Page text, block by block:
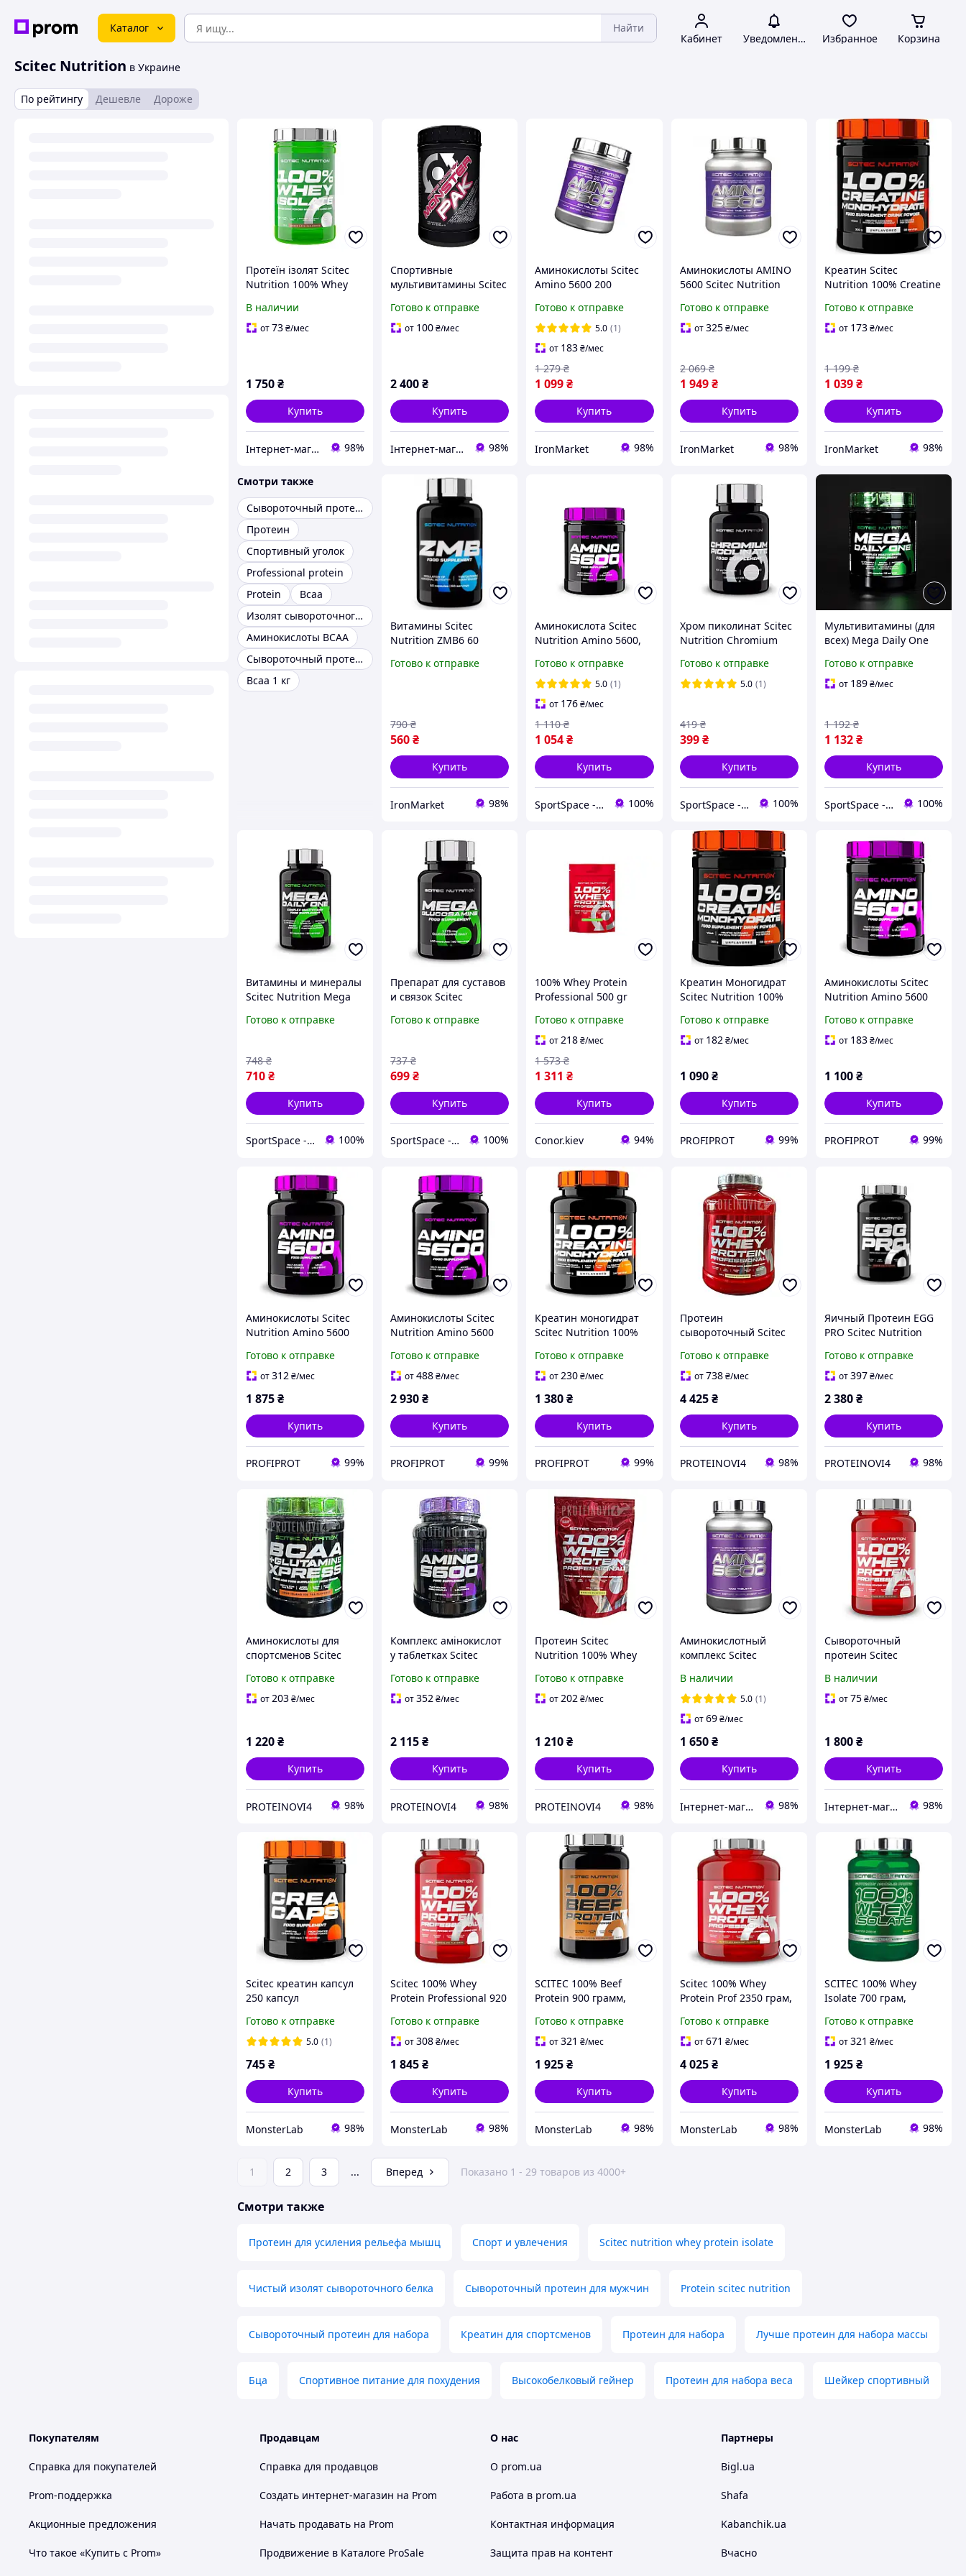
Каталог Найти
Кабинет Уведомления Избранное Корзина
Scitec Nutrition в Украине
По рейтингу Дешевле Дороже
Протеїн ізолят Scitec
Nutrition 100% Whey
В наличии
от73₴/мес
1 750₴
Купить
Інтернет-магазин спортивного харчування у Вінниці «Kings Nutrition» 98%
Спортивные
мультивитамины Scitec
(40 пакетиков)
Готово к отправке
от 100₴/мес
2 400₴
Купить
Інтернет-магазин спортивного харчування у Вінниці «Kings Nutrition» 98%
Аминокислоты Scitec
Amino 5600 200
Готово к отправке
5.0 (1)
от 183₴/мес
1 099₴
1 279 ₴
Купить
IronMarket 98%
Аминокислоты AMINO
5600 Scitec Nutrition
Готово к отправке
от325 ₴/мес
1 949 ₴
2 069 ₴
Купить
IronMarket 98%
Креатин Scitec
Nutrition 100% Creatine
Готово к отправке
от 173₴/мес
1 039₴
1 199 ₴
Купить
IronMarket 98%
Смотри также
Сывороточный протеин
Протеин
Спортивный уголок
Professional protein
Protein
Bcaa
Изолят сывороточного протеина
Аминокислоты BCAA
Сывороточный протеин коктейль
Bcaa 1 кг
Витамины Scitec
Nutrition ZMB6 60
Готово к отправке
560₴
790 ₴
Купить
IronMarket 98%
Аминокислота Scitec
Nutrition Amino 5600,
Готово к отправке
5.0 (1)
от 176₴/мес
1 054₴
1 110 ₴
Купить
SportSpace - Спортивное питание и витамины! 100%
Хром пиколинат Scitec
Nutrition Chromium
таблеток, порций) без
вкуса
Готово к отправке
5.0 (1)
399 ₴
419 ₴
Купить
SportSpace - Спортивное питание и витамины! 100%
Мультивитамины (для
всех) Mega Daily One
Nutrition
Готово к отправке
от 189₴/мес
1 132₴
1 192 ₴
Купить
SportSpace - Спортивное питание и витамины! 100%
Витамины и минералы
Scitec Nutrition Mega
Готово к отправке
710₴
748 ₴
Купить
SportSpace - Спортивное питание и витамины! 100%
Препарат для суставов
и связок Scitec
Glucosamine, 100
Готово к отправке
699₴
737 ₴
Купить
SportSpace - Спортивное питание и витамины! 100%
100% Whey Protein
Professional 500 gr
Готово к отправке
от218₴/мес
1 311 ₴
1 573 ₴
Купить
Conor.kiev 94%
Креатин Моногидрат
Scitec Nutrition 100%
300 г Венгрия
Готово к отправке
от 182 ₴/мес
1 090 ₴
Купить
PROFIPROT 99%
Аминокислоты Scitec
Nutrition Amino 5600
Готово к отправке
от 183₴/мес
1 100₴
Купить
PROFIPROT 99%
Аминокислоты Scitec
Nutrition Amino 5600
Готово к отправке
от312₴/мес
1 875₴
Купить
PROFIPROT 99%
Аминокислоты Scitec
Nutrition Amino 5600
Готово к отправке
от488₴/мес
2 930₴
Купить
PROFIPROT 99%
Креатин моногидрат
Scitec Nutrition 100%
500 г Венгрия
Готово к отправке
от230₴/мес
1 380₴
Купить
PROFIPROT 99%
Протеин
сывороточный Scitec
Protein Professional 78
порций
Готово к отправке
от738 ₴/мес
4 425 ₴
Купить
PROTEINOVI4 98%
Яичный Протеин EGG
PRO Scitec Nutrition
Готово к отправке
от397₴/мес
2 380₴
Купить
PROTEINOVI4 98%
Аминокислоты для
спортсменов Scitec
BCAA+Glutamine Xpress
300 g
Готово к отправке
от203₴/мес
1 220₴
Купить
PROTEINOVI4 98%
Комплекс амінокислот
у таблетках Scitec
500 таблеток Scitec
Nutrition Amino 5600 -
Готово к отправке
от352₴/мес
2 115₴
Купить
PROTEINOVI4 98%
Протеин Scitec
Nutrition 100% Whey
500 g / 16 servings /
Готово к отправке
от202₴/мес
1 210₴
Купить
PROTEINOVI4 98%
Аминокислотный
комплекс Scitec
(500 tabs)
В наличии
5.0 (1)
от69 ₴/мес
1 650 ₴
Купить
Інтернет-магазин спортивного харчування у Вінниці «Kings Nutrition» 98%
Сывороточный
протеин Scitec
Protein Professional 920
g
В наличии
от75₴/мес
1 800₴
Купить
Інтернет-магазин спортивного харчування у Вінниці «Kings Nutrition» 98%
Scitec креатин капсул
250 капсул
Готово к отправке
5.0 (1)
745₴
Купить
MonsterLab 98%
Scitec 100% Whey
Protein Professional 920
Готово к отправке
от308₴/мес
1 845₴
Купить
MonsterLab 98%
SCITEC 100% Beef
Protein 900 грамм,
Готово к отправке
от321 ₴/мес
1 925₴
Купить
MonsterLab 98%
Scitec 100% Whey
Protein Prof 2350 грам,
Готово к отправке
от671 ₴/мес
4 025 ₴
Купить
MonsterLab 98%
SCITEC 100% Whey
Isolate 700 грам,
Готово к отправке
от321 ₴/мес
1 925₴
Купить
MonsterLab 98%
1 2 3 ... Вперед Показано 1 - 29 товаров из 4000+
Смотри также
Протеин для усиления рельефа мышц Спорт и увлечения Scitec nutrition whey protein isolate
Чистый изолят сывороточного белка Сывороточный протеин для мужчин Protein scitec nutrition
Сывороточный протеин для набора Креатин для спортсменов Протеин для набора Лучше протеин для набора массы
Бца Спортивное питание для похудения Высокобелковый гейнер Протеин для набора веса Шейкер спортивный
Покупателям
Справка для покупателей
Prom-поддержка
Акционные предложения
Что такое «Купить с Prom»
Продавцам
Справка для продавцов
Создать интернет-магазин на Prom
Начать продавать на Prom
Продвижение в Каталоге ProSale
О нас
О prom.ua
Работа в prom.ua
Контактная информация
Защита прав на контент
Партнеры
Bigl.ua
Shafa
Kabanchik.ua
Вчасно